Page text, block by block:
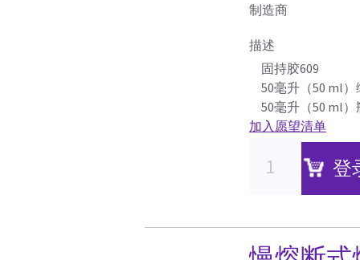
制造商
描述
固持胶609
50毫升（50 ml
50毫升（50 ml）
加入愿望清单
登